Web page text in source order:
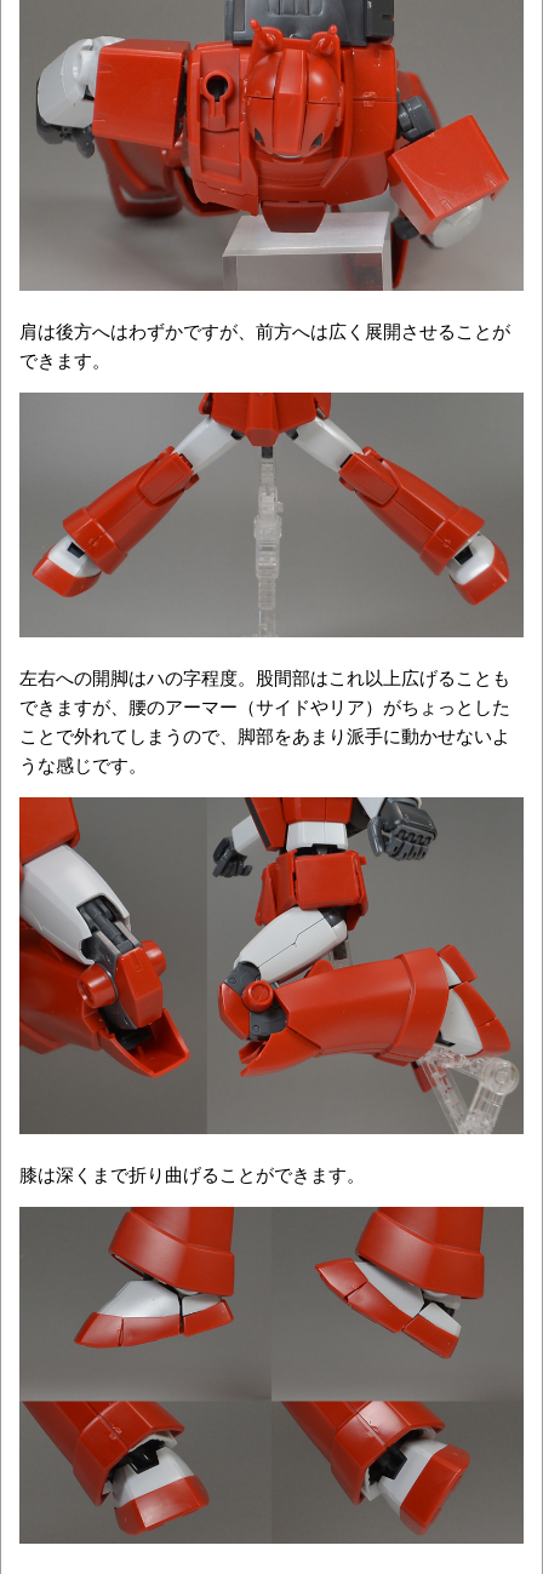
肩は後方へはわずかですが、前方へは広く展開させることが
できます。
左右への開脚はハの字程度。股間部はこれ以上広げることも
できますが、腰のアーマー（サイドやリア）がちょっとした
ことで外れてしまうので、脚部をあまり派手に動かせないよ
うな感じです。
膝は深くまで折り曲げることができます。